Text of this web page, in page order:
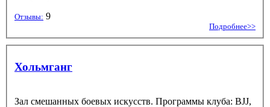
Отзывы: 9
Подробнее>>
Хольмганг
Зал смешанных боевых искусств. Программы клуба: BJJ,